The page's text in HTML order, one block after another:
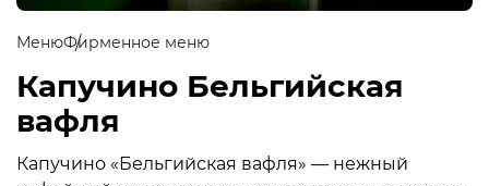
МенюФирменное меню
Капучино Бельгийская
вафля
Капучино «Бельгийская вафля» — нежный